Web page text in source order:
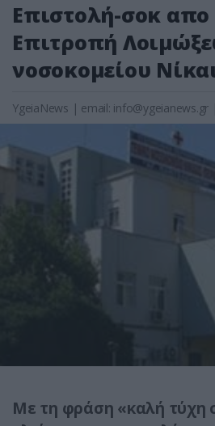
Επιστολή-σοκ απο
Επιτροπή
νοσοκομείου
YgeiaNews | email: info@ygeianews.gr
Με τη φράση «καλή τύχη